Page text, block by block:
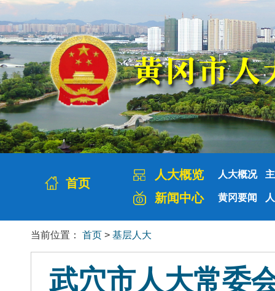
首页
人大概览 人大概况
新闻中心 黄冈要闻
当前位置： 首页 > 基层人大
武穴市人大常委